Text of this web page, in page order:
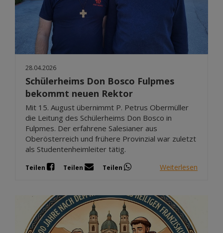
28.04.2026
Schülerheims Don Bosco Fulpmes
bekommt neuen Rektor
Mit 15. August übernimmt P. Petrus Obermüller
die Leitung des Schülerheims Don Bosco in
Fulpmes. Der erfahrene Salesianer aus
Oberösterreich und frühere Provinzial war zuletzt
als Studentenheimleiter tätig.
Teilen Teilen Teilen Weiterlesen